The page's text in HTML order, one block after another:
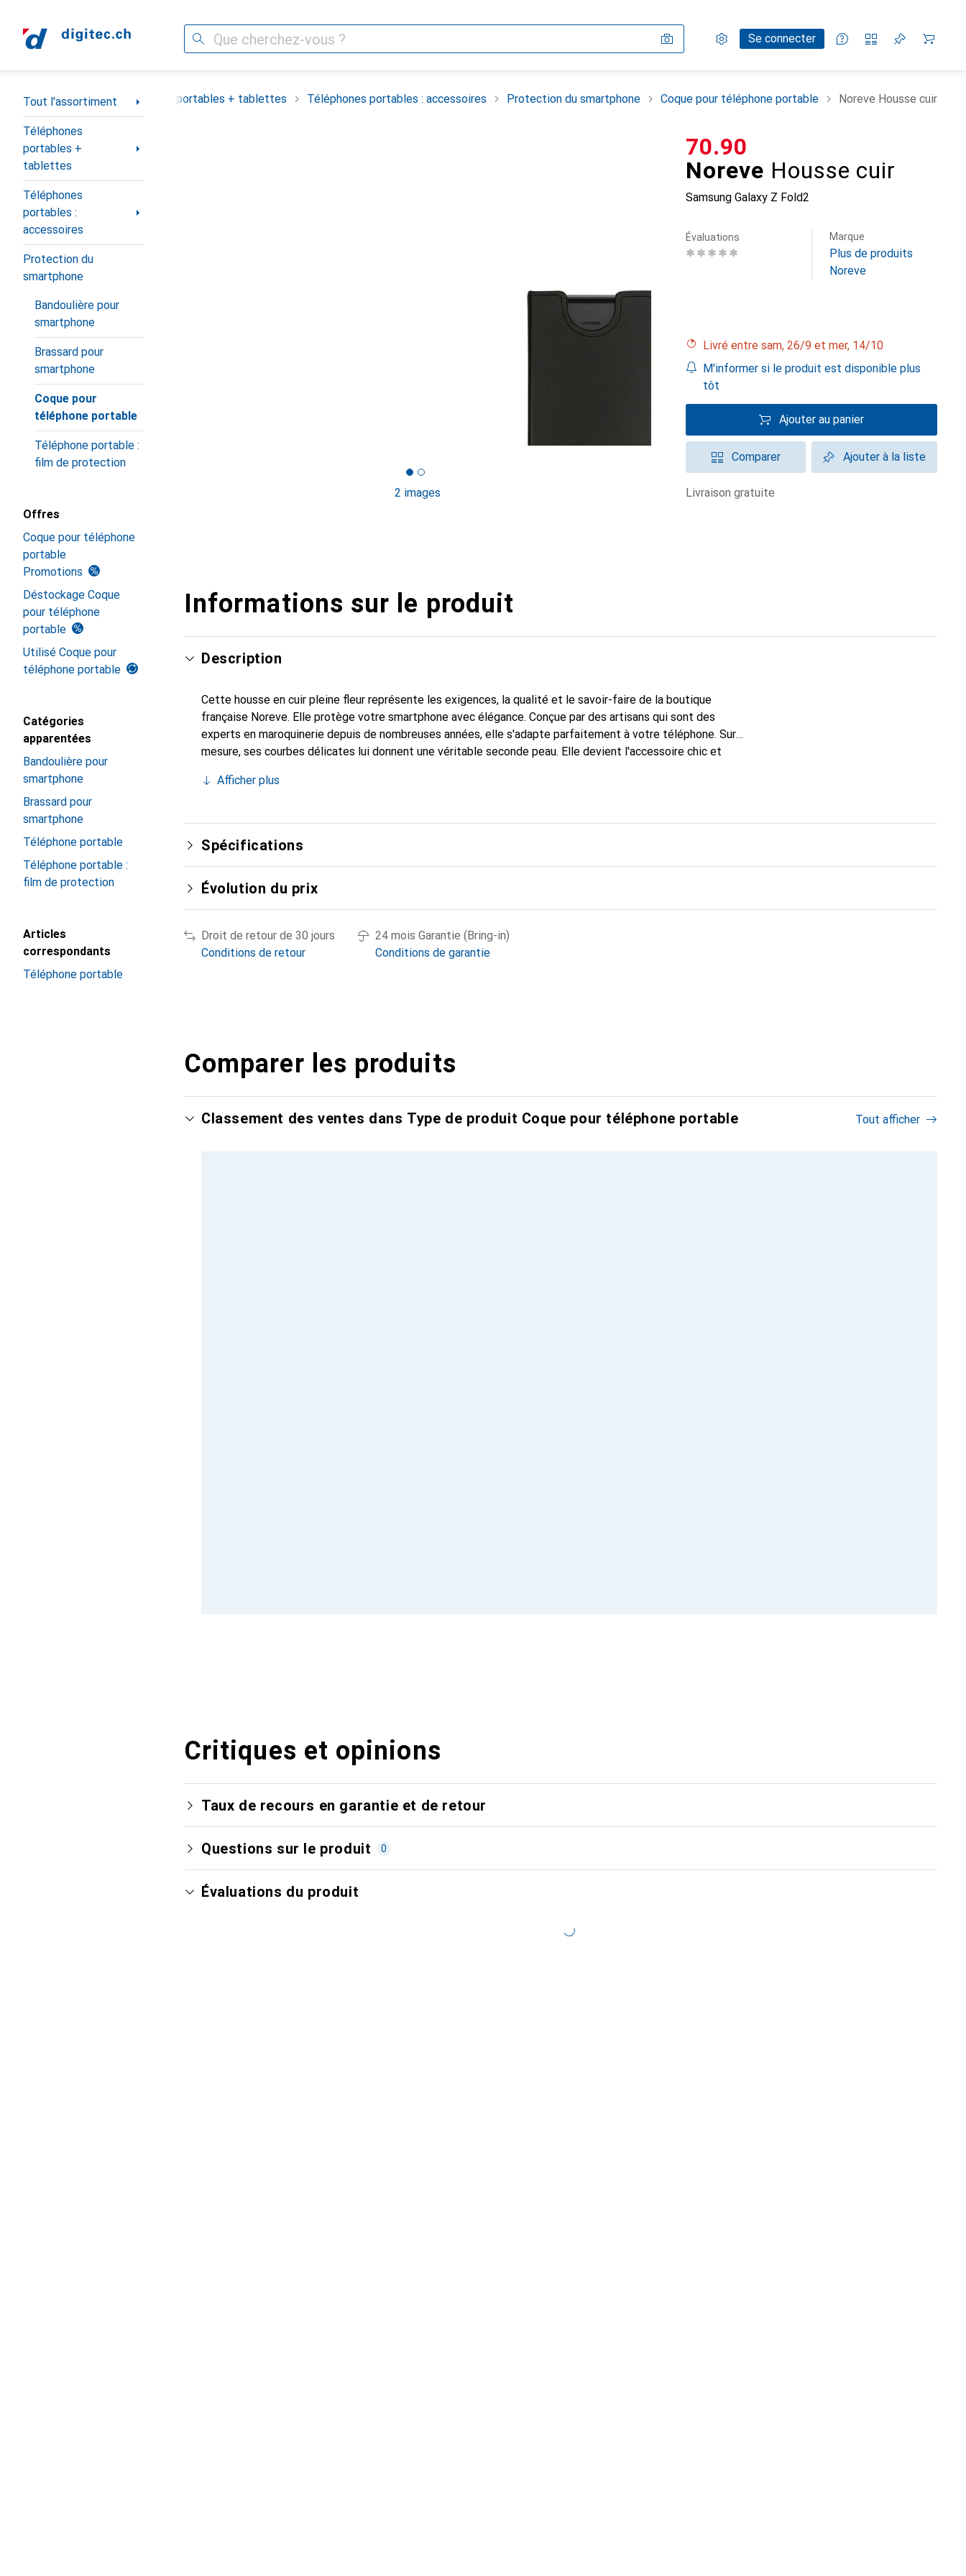
Recherche Paramètres
Compte clientSe connecter
Listes de comparaison
Listes d'envies
Panier
Navigation par catégorie
Tout l'assortiment
Téléphones
portables +
tablettes
Téléphones
portables :
accessoires
Protection du
smartphone
Bandoulière pour
smartphone
Brassard pour
smartphone
Coque pour
téléphone portable
Téléphone portable :
film de protection
Offres
Coque pour téléphone
portable
Promotions
Déstockage Coque
pour téléphone
portable
Utilisé Coque pour
téléphone portable
Catégories
apparentées
Bandoulière pour
smartphone
Brassard pour
smartphone
Téléphone portable
Téléphone portable :
film de protection
Articles
correspondants
Téléphone portable
Tout l'assortiment Téléphones portables + tablettes Téléphones portables : accessoires Protection du smartphone Coque pour téléphone portable Noreve Housse cuir
2 images
Noreve Housse cuir
Samsung Galaxy Z Fold2
CHF
70.90
Évaluations Marque
Plus de produits
Noreve
Livré entre sam, 26/9 et mer, 14/10
M'informer si le produit est disponible plus
tôt
Ajouter au panier
Comparer Ajouter à la liste
livraison gratuite
Informations sur le produit
Description
Cette housse en cuir pleine fleur représente les exigences, la qualité et le savoir-faire de la boutique
française Noreve. Elle protège votre smartphone avec élégance. Conçue par des artisans qui sont des
experts en maroquinerie depuis de nombreuses années, elle s'adapte parfaitement à votre téléphone. Sur
mesure, ses courbes délicates lui donnent une véritable seconde peau. Elle devient l'accessoire chic et
marque Noreve est un choix sûr pour une clientèle exigeante.
Afficher plus
Spécifications
Évolution du prix
Droit de retour de 30 jours
Conditions de retour
24 mois Garantie (Bring-in)
Conditions de garantie
Comparer les produits
Classement des ventes dans Type de produit Coque pour téléphone portable Tout afficher
Critiques et opinions
Taux de recours en garantie et de retour
Questions sur le produit 0
Évaluations du produit